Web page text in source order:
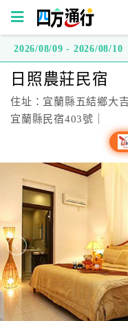
方
通
行
灣
訂
房
直
接
2026/08/09 - 2026/08/10
日照農莊民宿
住址：宜蘭縣五結鄉大
宜蘭縣民宿403號｜